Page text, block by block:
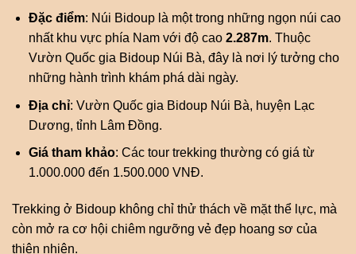
Đặc điểm: Núi Bidoup là một trong những ngọn núi cao
nhất khu vực phía Nam với độ cao 2.287m. Thuộc
Vườn Quốc gia Bidoup Núi Bà, đây là nơi lý tưởng cho
những hành trình khám phá dài ngày.
Địa chỉ: Vườn Quốc gia Bidoup Núi Bà, huyện Lạc
Dương, tỉnh Lâm Đồng.
Giá tham khảo: Các tour trekking thường có giá từ
1.000.000 đến 1.500.000 VNĐ.
Trekking ở Bidoup không chỉ thử thách về mặt thể lực, mà
còn mở ra cơ hội chiêm ngưỡng vẻ đẹp hoang sơ của
thiên nhiên.